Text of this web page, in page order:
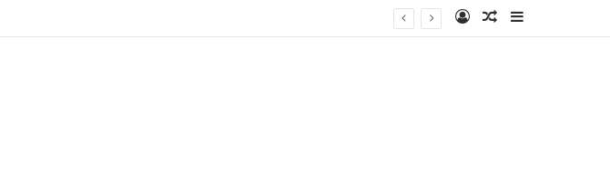
Perkuat Literasi Digital Log InRandom Article
Sidebar